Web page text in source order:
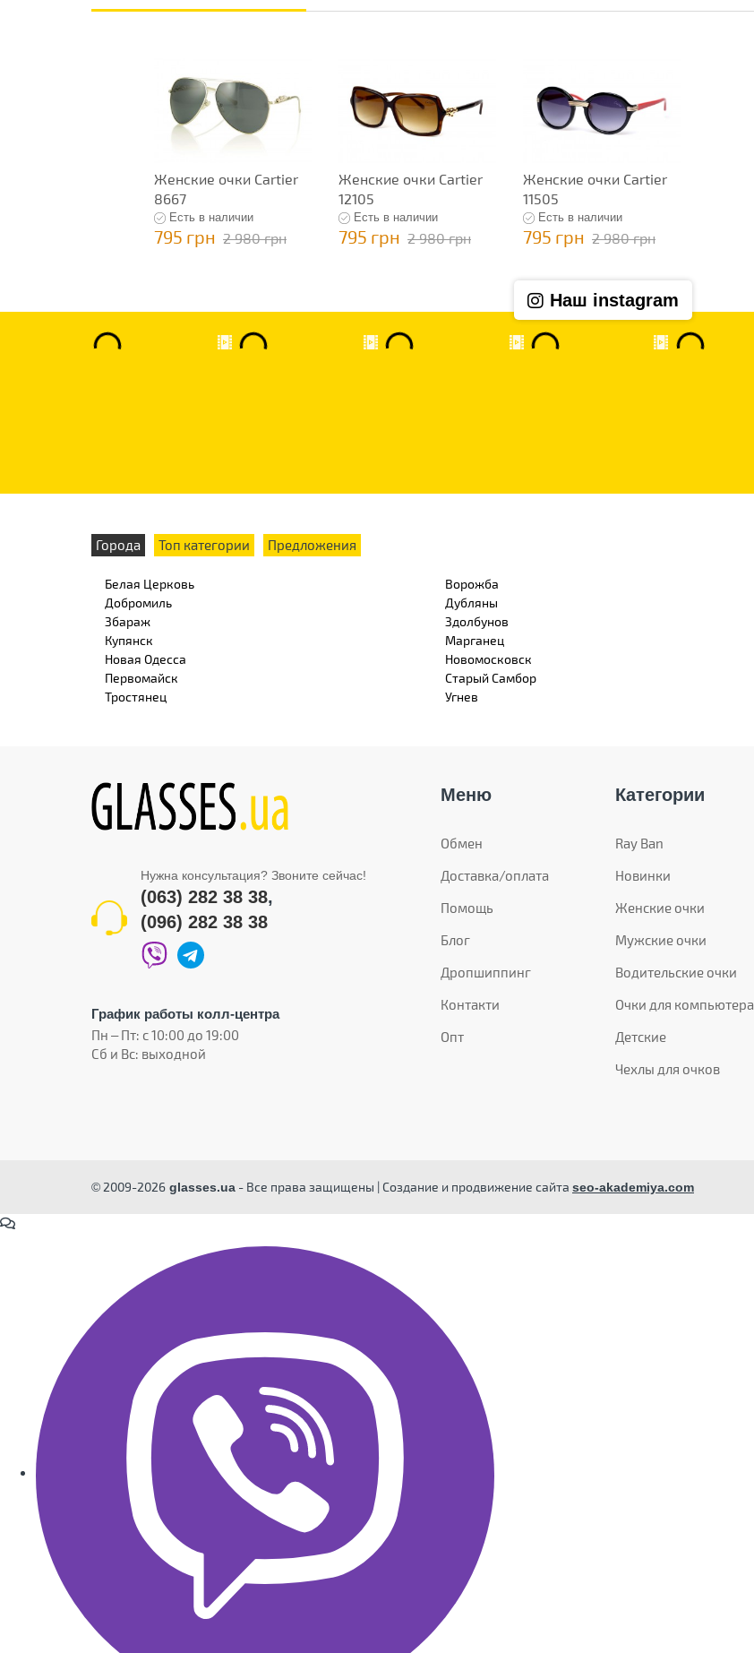
Женские очки Cartier
8667
Есть в наличии
795 грн 2 980 грн
Женские очки Cartier
12105
Есть в наличии
795 грн 2 980 грн
Женские очки Cartier
11505
Есть в наличии
795 грн 2 980 грн
Наш instagram
Города Топ категории Предложения
Белая Церковь Ворожба
Добромиль
Дубляны
Збараж
Здолбунов
Купянск
Марганец
Новая Одесса
Новомосковск
Первомайск
Старый Самбор
Тростянец
Угнев
Нужна консультация? Звоните сейчас!
(063) 282 38 38,
(096) 282 38 38
График работы колл-центра
Пн – Пт: с 10:00 до 19:00
Сб и Вс: выходной
Меню
Обмен
Доставка/оплата
Помощь
Блог
Дропшиппинг
Контакти
Опт
Категории
Ray Ban
Новинки
Женские очки
Мужские очки
Водительские очки
Очки для компьютера
Детские
Чехлы для очков
© 2009-2026 glasses.ua - Все права защищены | Создание и продвижение сайта seo-akademiya.com